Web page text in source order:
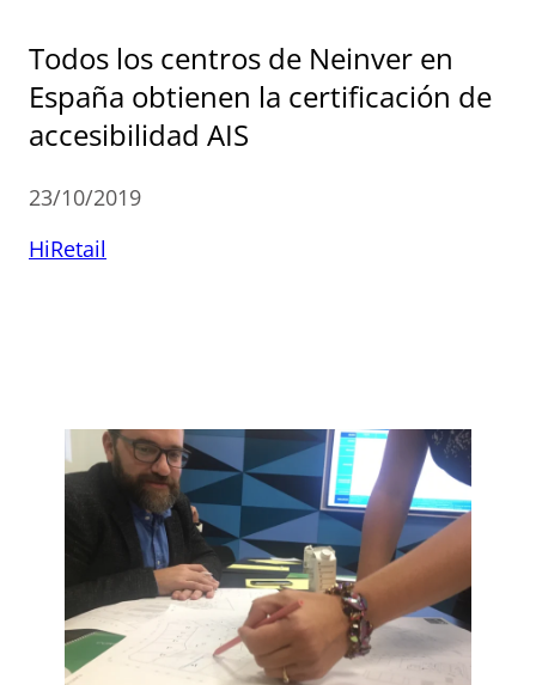
Todos los centros de Neinver en
España obtienen la certificación de
accesibilidad AIS
23/10/2019
HiRetail